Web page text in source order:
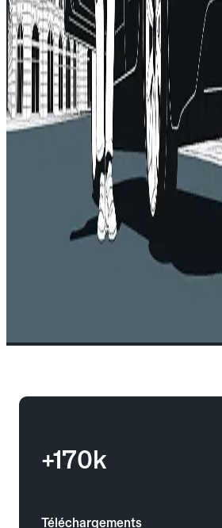
+170k
Téléchargements